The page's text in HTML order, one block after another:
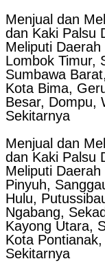
Menjual dan
dan Kaki Palsu
Meliputi
Lombok Timur,
Sumbawa
Kota Bima,
Besar, Dompu,
Sekitarnya
Menjual dan
dan Kaki Palsu
Meliputi
Pinyuh,
Hulu,
Ngabang,
Kayong Utara,
Kota
Sekitarnya